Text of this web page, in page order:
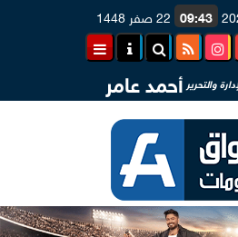
09:43 22 صفر 1448
والتحرير أحمد عامر